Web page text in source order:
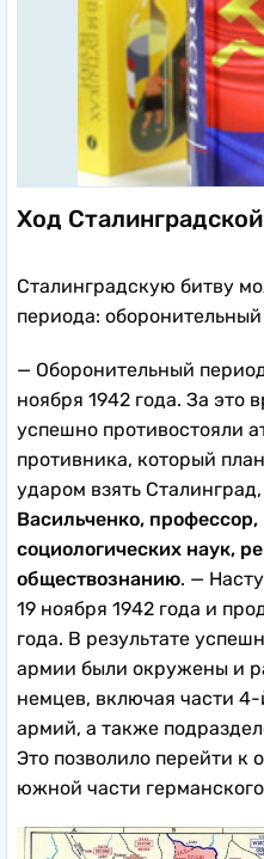
Ход
Сталинградскую битву
периода:
— Оборонительный
ноября 1942 года. За это
успешно противостояли
противника, который
ударом взять
Васильченко, профессор,
социологических наук,
обществознанию. —
19 ноября 1942 года и
года. В результате
армии были окружены и
немцев, включая части
армий, а также
Это позволило перейти к
южной части